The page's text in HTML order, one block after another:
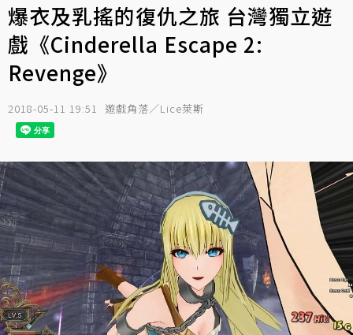
爆衣及乳搖的復仇之旅 台灣獨立遊
戲《Cinderella Escape 2:
Revenge》
2018-05-11 19:51 遊戲角落／Lice萊斯